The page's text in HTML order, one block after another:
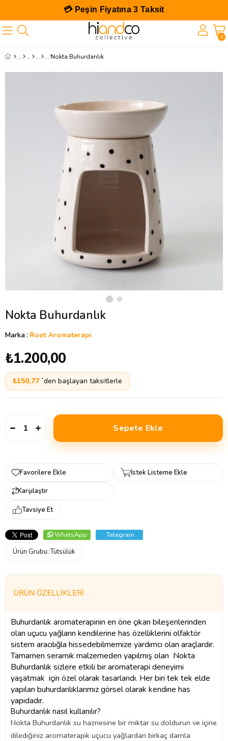
💳 Peşin Fiyatına 3 Taksit
0
Nokta Buhurdanlık
Nokta Buhurdanlık
Marka: Root Aromaterapi
₺1.200,00
₺150,77 `den başlayan taksitlerle
Favorilere Ekle
İstek Listeme Ekle
Karşılaştır
Tavsiye Et
WhatsApp
Telegram
Ürün Grubu:Tütsülük
ÜRÜN ÖZELLIKLERI
Buhurdanlık aromaterapinin en öne çıkan bileşenlerinden
olan uçucu yağların kendilerine has özelliklerini olfaktör
sistem aracılığla hissedebilmemize yardımcı olan araçlardır.
Tamamen seramik malzemeden yapılmış olan Nokta
Buhurdanlık sizlere etkili bir aromaterapi deneyimi
yaşatmak için özel olarak tasarlandı. Her biri tek tek elde
yapılan buhurdanlıklarımız görsel olarak kendine has
yapıdadır.
Buhurdanlık nasıl kullanılır?
Nokta Buhurdanlık su haznesine bir miktar su doldurun ve içine
dilediğiniz aromaterapik uçucu yağlardan birkaç damla